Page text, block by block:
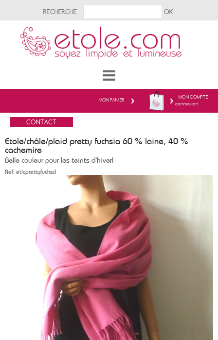
MON COMPTE
connexion
MON PANIER
RECHERCHE
Etole/châle/plaid pretty fuchsia 60 % laine, 40 %
cachemire
Belle couleur pour les teints d'hiver!
Ref. etlcprettyfuchscl